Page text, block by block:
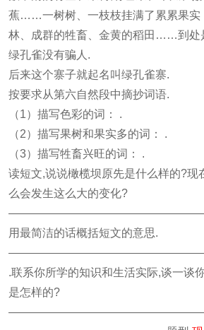
蕉……一树树、一枝枝挂满了累累果实
林、成群的牲畜、金黄的稻田……到处
绿孔雀没有骗人.
后来这个寨子就起名叫绿孔雀寨.
按要求从第六自然段中摘抄词语.
（1）描写色彩的词： .
（2）描写果树和果实多的词： .
（3）描写牲畜兴旺的词： .
读短文,说说橄榄坝原先是什么样的?现
么会发生这么大的变化?
用最简洁的话概括短文的意思.
.联系你所学的知识和生活实际,谈一谈
是怎样的?